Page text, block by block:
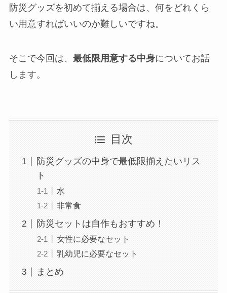
防災グッズを初めて揃える場合は、何をどれくら
い用意すればいいのか難しいですね。
そこで今回は、 最低限用意する中身についてお話
します。
目次
防災グッズの中身で最低限揃えたいリス
ト
水
非常食
防災セットは自作もおすすめ！
女性に必要なセット
乳幼児に必要なセット
まとめ